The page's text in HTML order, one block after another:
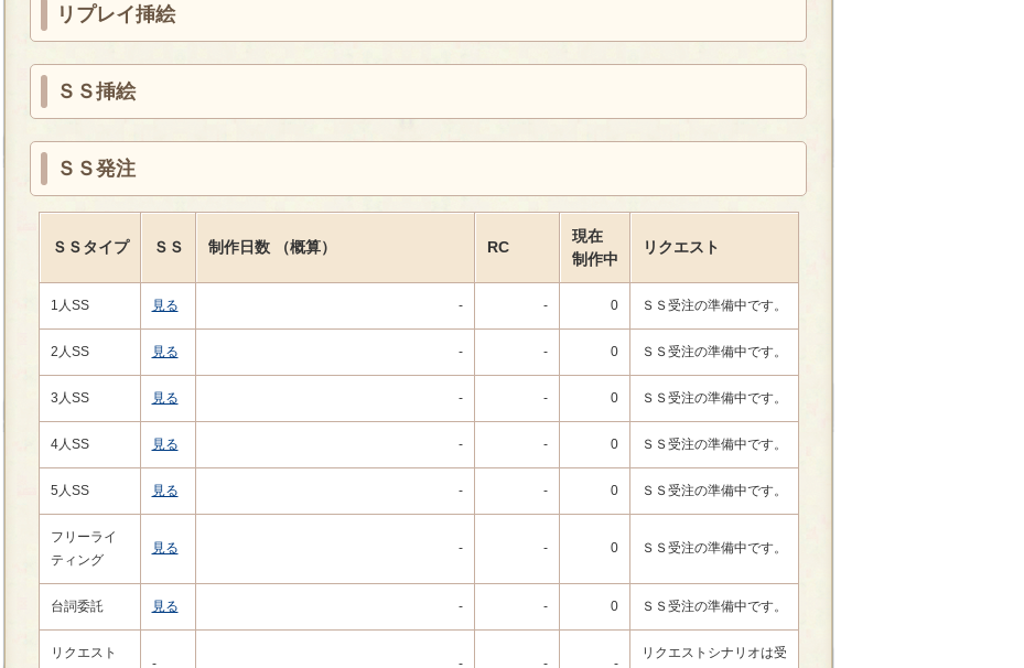
リプレイ挿絵
ＳＳ挿絵
ＳＳ発注
ＳＳタイプ ＳＳ 制作日数 （概算） RC
現在
制作中
リクエスト
1人SS 見る - - 0 ＳＳ受注の準備中です。
2人SS 見る - - 0 ＳＳ受注の準備中です。
3人SS 見る - - 0 ＳＳ受注の準備中です。
4人SS 見る - - 0 ＳＳ受注の準備中です。
5人SS 見る - - 0 ＳＳ受注の準備中です。
フリーライ
ティング
見る - - 0 ＳＳ受注の準備中です。
台詞委託 見る - - 0 ＳＳ受注の準備中です。
リクエスト
- - - -
リクエストシナリオは受